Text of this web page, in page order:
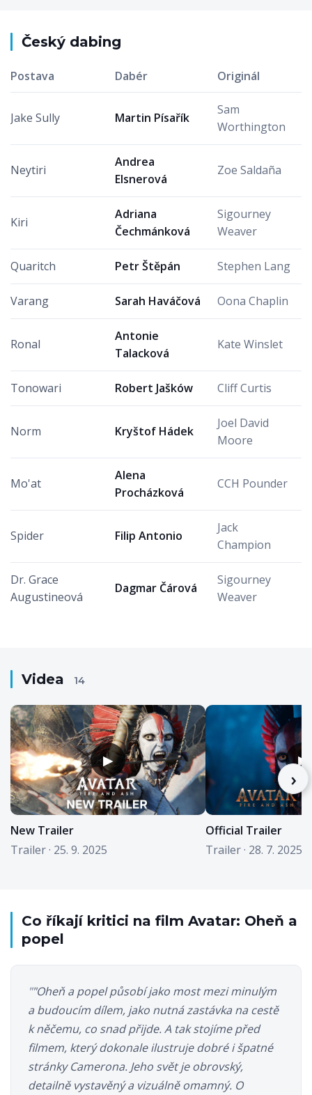
Český dabing
Postava Dabér Originál
Jake Sully Martin Písařík
Sam
Worthington
Neytiri
Andrea
Elsnerová
Zoe Saldaña
Kiri
Adriana
Čechmánková
Sigourney
Weaver
Quaritch Petr Štěpán Stephen Lang
Varang Sarah Haváčová Oona Chaplin
Ronal
Antonie
Talacková
Kate Winslet
Tonowari Robert Jašków Cliff Curtis
Norm Kryštof Hádek
Joel David
Moore
Mo'at
Alena
Procházková
CCH Pounder
Spider Filip Antonio
Jack
Champion
Dr. Grace
Augustineová
Dagmar Čárová
Sigourney
Weaver
Videa 14
›
▶
New Trailer
Trailer · 25. 9. 2025
▶
Official Trailer
Trailer · 28. 7. 2025
Co říkají kritici na film Avatar: Oheň a
popel
"Oheň a popel působí jako most mezi minulým
a budoucím dílem, jako nutná zastávka na cestě
k něčemu, co snad přijde. A tak stojíme před
filmem, který dokonale ilustruje dobré i špatné
stránky Camerona. Jeho svět je obrovský,
detailně vystavěný a vizuálně omamný. O